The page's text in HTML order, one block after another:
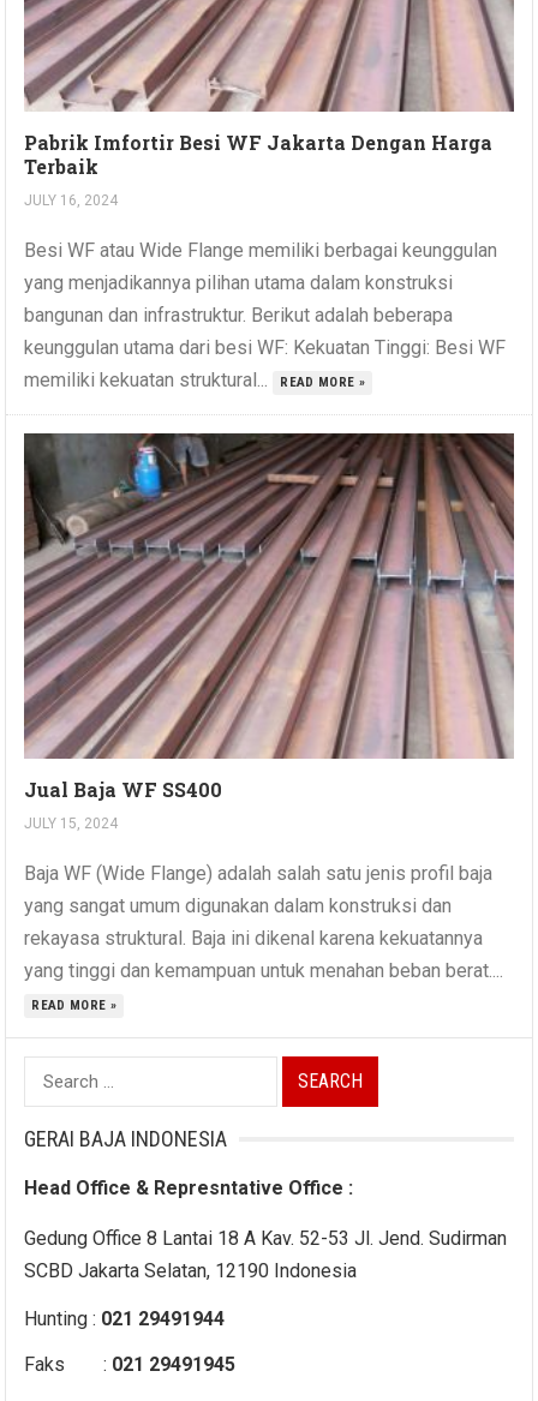
Pabrik Imfortir Besi WF Jakarta Dengan Harga
Terbaik
JULY 16, 2024
Besi WF atau Wide Flange memiliki berbagai keunggulan
yang menjadikannya pilihan utama dalam konstruksi
bangunan dan infrastruktur. Berikut adalah beberapa
keunggulan utama dari besi WF: Kekuatan Tinggi: Besi WF
memiliki kekuatan struktural...
READ MORE »
Jual Baja WF SS400
JULY 15, 2024
Baja WF (Wide Flange) adalah salah satu jenis profil baja
yang sangat umum digunakan dalam konstruksi dan
rekayasa struktural. Baja ini dikenal karena kekuatannya
yang tinggi dan kemampuan untuk menahan beban berat....
READ MORE »
Search
for:
GERAI BAJA INDONESIA
Head Office & Represntative Office :
Gedung Office 8 Lantai 18 A Kav. 52-53 Jl. Jend. Sudirman
SCBD Jakarta Selatan, 12190 Indonesia
Hunting : 021 29491944
Faks : 021 29491945